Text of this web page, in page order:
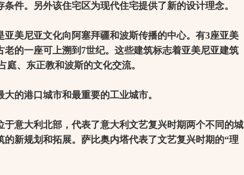
件。另外该住宅区为现代住宅提供了新的设计理念。
美尼亚文化向阿塞拜疆和波斯传播的中心。有3座亚美
的一座可上溯到7世纪。这些建筑标志着亚美尼亚建筑
、东正教和波斯的文化交流。
港口城市和最重要的工业城市。
意大利北部，代表了意大利文艺复兴时期两个不同的城
新规划和拓展。萨比奥内塔代表了文艺复兴时期的“理